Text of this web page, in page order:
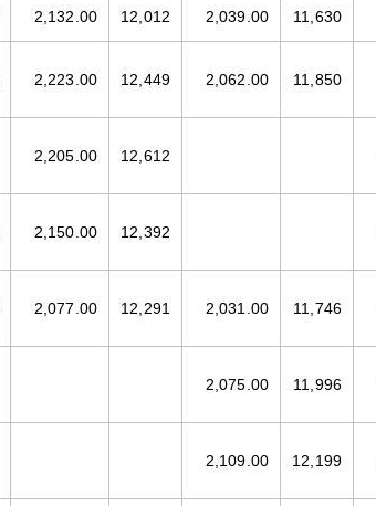
2,132.00 12,012 2,039.00 11,630
2,223.00 12,449 2,062.00 11,850
2,205.00 12,612
2,150.00 12,392
2,077.00 12,291 2,031.00 11,746
2,075.00 11,996
2,109.00 12,199